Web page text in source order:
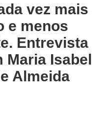
vez mais
e menos
Entrevista
Maria Isabel
Almeida